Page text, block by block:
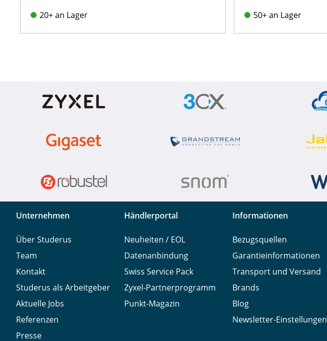
20+ an Lager
50+ an Lager
Unternehmen
Über Studerus
Team
Kontakt
Studerus als Arbeitgeber
Aktuelle Jobs
Referenzen
Presse
Händlerportal
Neuheiten / EOL
Datenanbindung
Swiss Service Pack
Zyxel-Partnerprogramm
Punkt-Magazin
Informationen
Bezugsquellen
Garantieinformationen
Transport und Versand
Brands
Blog
Newsletter-Einstellungen